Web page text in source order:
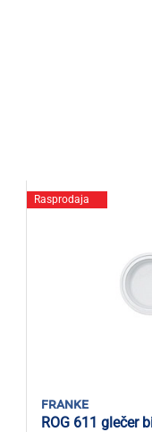
Rasprodaja
franke
ROG 611 glečer